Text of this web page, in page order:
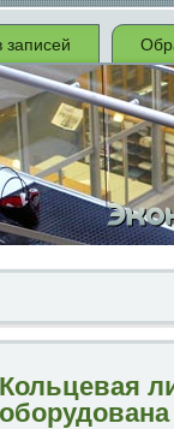
записей
Кольцевая